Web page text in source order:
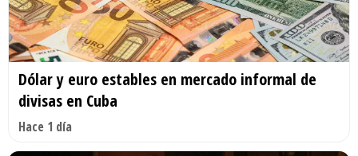
Dólar y euro estables en mercado informal de
divisas en Cuba
Hace 1 día